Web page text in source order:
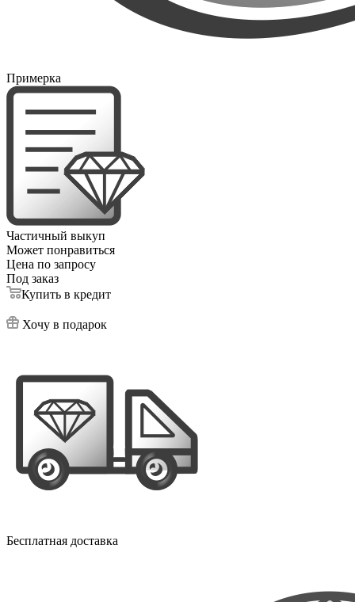
Примерка
Частичный выкуп
Может понравиться
Цена по запросу
Под заказ
Купить в кредит
Хочу в подарок
Бесплатная доставка